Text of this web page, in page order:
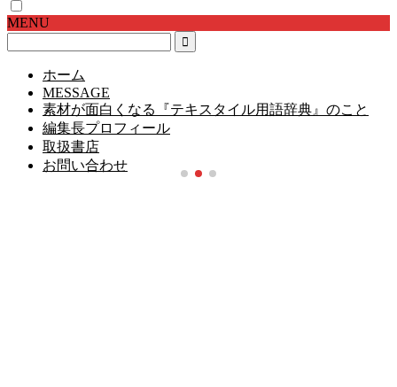
MENU
ホーム
MESSAGE
素材が面白くなる『テキスタイル用語辞典』のこと
編集長プロフィール
取扱書店
お問い合わせ